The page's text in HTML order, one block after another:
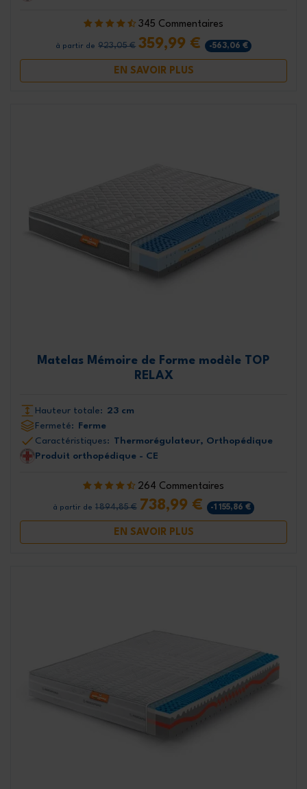
345 Commentaires
à partir de 923,05 € 359,99 € -563,06 €
EN SAVOIR PLUS
Matelas Mémoire de Forme modèle TOP
RELAX
Hauteur totale: 23 cm
Fermeté: Ferme
Caractéristiques: Thermorégulateur, Orthopédique
Produit orthopédique - CE
264 Commentaires
à partir de 1 894,85 € 738,99 € -1 155,86 €
EN SAVOIR PLUS